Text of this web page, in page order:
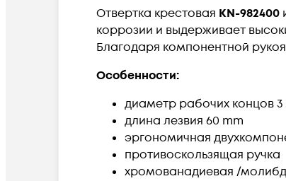
Отвертка крестовая KN-982400
коррозии и выдерживает
Благодаря компонентной
Особенности:
диаметр рабочих концов 3
длина лезвия 60 mm
эргономичная
противоскользящая ручка
хромованадиевая /